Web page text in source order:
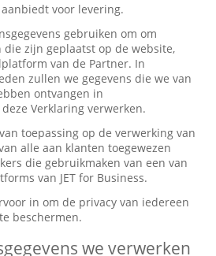
voor levering.
gebruiken om om
zijn geplaatst op de website,
van de Partner. In
zullen we gegevens die we van
ontvangen in
Verklaring verwerken.
toepassing op de verwerking van
alle aan klanten toegewezen
die gebruikmaken van een van
van JET for Business.
in om de privacy van iedereen
beschermen.
we verwerken